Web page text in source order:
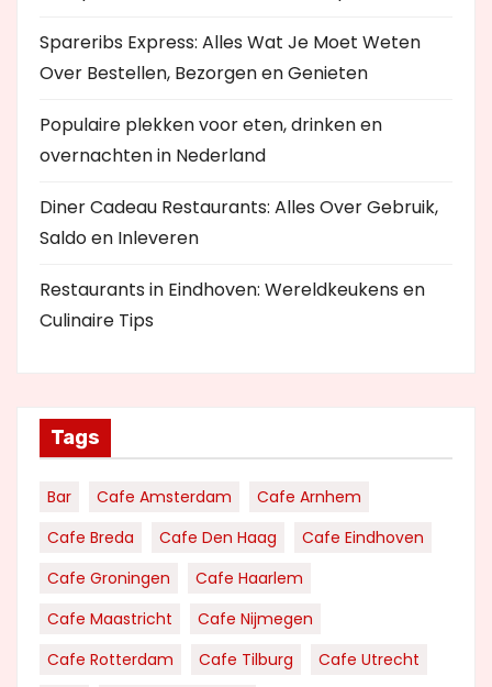
Spareribs Express: Alles Wat Je Moet Weten
Over Bestellen, Bezorgen en Genieten
Populaire plekken voor eten, drinken en
overnachten in Nederland
Diner Cadeau Restaurants: Alles Over Gebruik,
Saldo en Inleveren
Restaurants in Eindhoven: Wereldkeukens en
Culinaire Tips
Tags
Bar Cafe Amsterdam
Cafe Arnhem
Cafe Breda
Cafe Den Haag
Cafe Eindhoven
Cafe Groningen
Cafe Haarlem
Cafe Maastricht
Cafe Nijmegen
Cafe Rotterdam
Cafe Tilburg
Cafe Utrecht